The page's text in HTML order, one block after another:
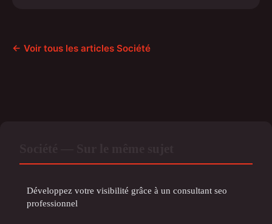
← Voir tous les articles Société
Développez votre visibilité grâce à un consultant seo
professionnel